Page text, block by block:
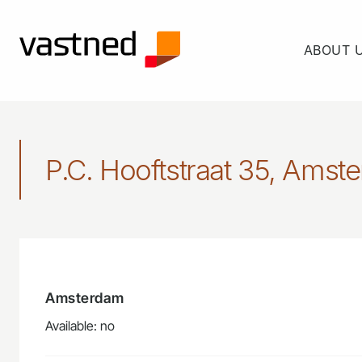
ABOUT
P.C. Hooftstraat 35,
Amsterdam
Available: no